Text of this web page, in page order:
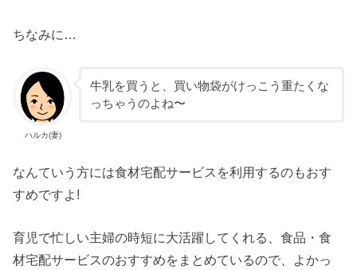
ちなみに…
ハルカ(妻)
牛乳を買うと、買い物袋がけっこう重たくな
っちゃうのよね〜
なんていう方には食材宅配サービスを利用するのもおす
すめですよ!
育児で忙しい主婦の時短に大活躍してくれる、食品・食
材宅配サービスのおすすめをまとめているので、よかっ